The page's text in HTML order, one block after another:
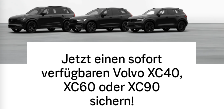
Jetzt einen sofort
verfügbaren Volvo XC40,
XC60 oder XC90
sichern!